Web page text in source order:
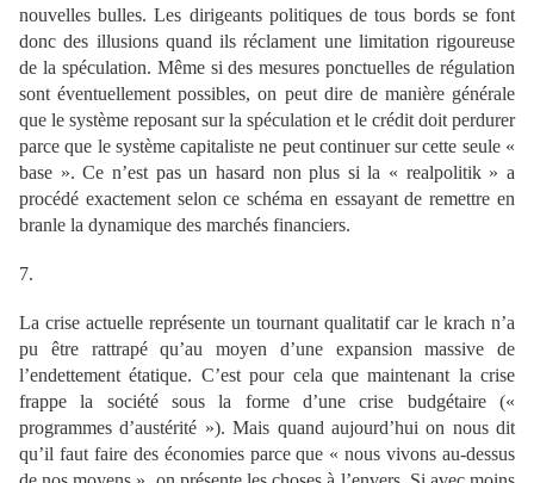
nouvelles bulles. Les dirigeants politiques de tous bords se font
donc des illusions quand ils réclament une limitation rigoureuse
de la spéculation. Même si des mesures ponctuelles de régulation
sont éventuellement possibles, on peut dire de manière générale
que le système reposant sur la spéculation et le crédit doit perdurer
parce que le système capitaliste ne peut continuer sur cette seule «
base ». Ce n’est pas un hasard non plus si la « realpolitik » a
procédé exactement selon ce schéma en essayant de remettre en
branle la dynamique des marchés financiers.
7.
La crise actuelle représente un tournant qualitatif car le krach n’a
pu être rattrapé qu’au moyen d’une expansion massive de
l’endettement étatique. C’est pour cela que maintenant la crise
frappe la société sous la forme d’une crise budgétaire («
programmes d’austérité »). Mais quand aujourd’hui on nous dit
qu’il faut faire des économies parce que « nous vivons au-dessus